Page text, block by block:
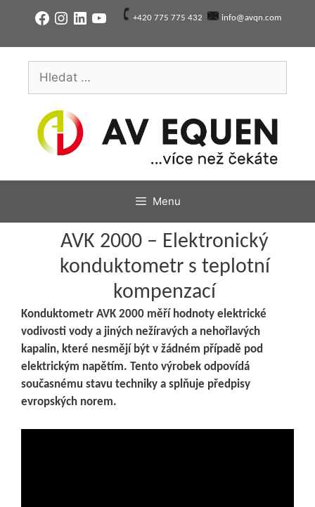
FacebookInstagramLinkedInYouTube +420 775 775 432 info@avqn.com
Menu
AVK 2000 – Elektronický
konduktometr s teplotní
kompenzací
Konduktometr AVK 2000 měří hodnoty elektrické
vodivosti vody a jiných nežíravých a nehořlavých
kapalin, které nesmějí být v žádném případě pod
elektrickým napětím. Tento výrobek odpovídá
současnému stavu techniky a splňuje předpisy
evropských norem.